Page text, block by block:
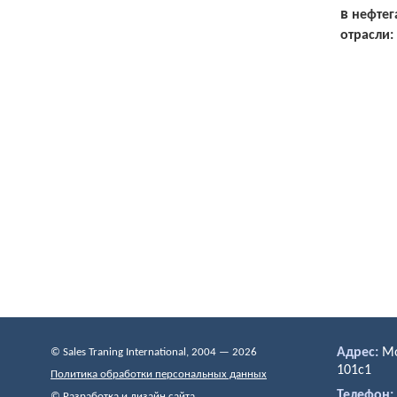
в
отрасли:
Адрес:
101c1
© Sales Traning International, 2004 — 2026
Политика обработки персональных данных